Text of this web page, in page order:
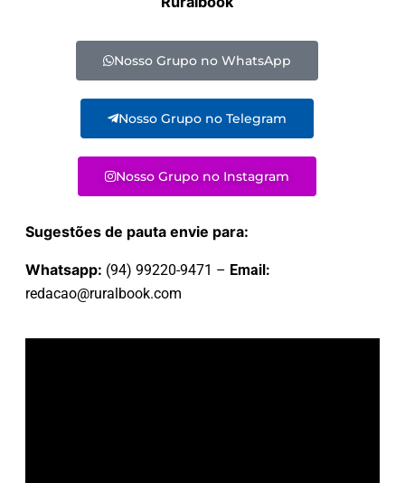
Nosso Grupo no WhatsApp
Nosso Grupo no Telegram
Nosso Grupo no Instagram
Sugestões de pauta envie para:
Whatsapp: (94) 99220-9471 – Email:
redacao@ruralbook.com